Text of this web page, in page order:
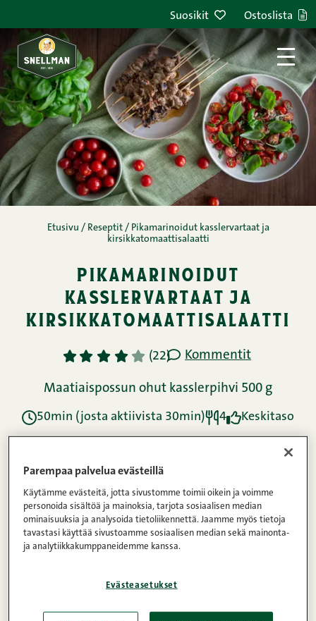
Suosikit Ostoslista
Etusivu / Reseptit / Pikamarinoidut kasslervartaat ja
kirsikkatomaattisalaatti
pikamarinoidut
kasslervartaat ja
kirsikkatomaattisalaatti
1 2 3 4 5 (22) Kommentit
Maatiaispossun ohut kasslerpihvi 500 g
50min (josta aktiivista 30min) 4 Keskitaso
Ainekset
Ohje
Ravintosisältö
Parempaa palvelua evästeillä
Käytämme evästeitä, jotta sivustomme toimii oikein ja voimme
personoida sisältöä ja mainoksia, tarjota sosiaalisen median
ominaisuuksia ja analysoida tietoliikennettä. Jaamme myös tietoja
tavastasi käyttää sivustoamme sosiaalisen median sekä mainonta-
ja analytiikkakumppaneidemme kanssa.
Evästeasetukset